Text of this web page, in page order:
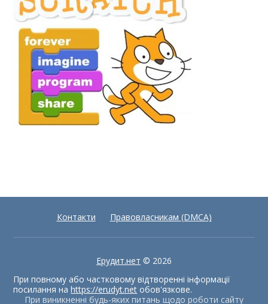
Контакти Правовласникам (DMCA)
Ерудит.нет © 2026
При повному або частковому відтворенні інформації
посилання наhttps://erudyt.net обов'язкове.
При виникненні будь-яких питань щодо роботи сайту